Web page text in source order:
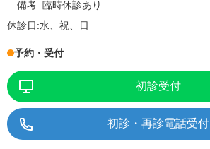
備考:臨時休診あり
休診日:水、祝、日
予約・受付
初診受付
初診・再診電話受付